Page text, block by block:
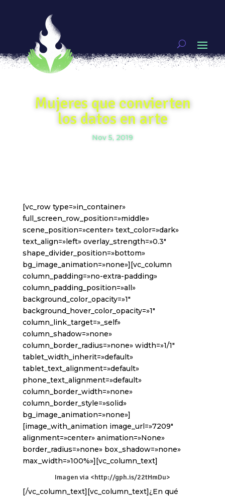
Mujeres que convierten
los datos en arte
Nov 5, 2019
[vc_row type=»in_container»
full_screen_row_position=»middle»
scene_position=»center» text_color=»dark»
text_align=»left» overlay_strength=»0.3″
shape_divider_position=»bottom»
bg_image_animation=»none»][vc_column
column_padding=»no-extra-padding»
column_padding_position=»all»
background_color_opacity=»1″
background_hover_color_opacity=»1″
column_link_target=»_self»
column_shadow=»none»
column_border_radius=»none» width=»1/1″
tablet_width_inherit=»default»
tablet_text_alignment=»default»
phone_text_alignment=»default»
column_border_width=»none»
column_border_style=»solid»
bg_image_animation=»none»]
[image_with_animation image_url=»7209″
alignment=»center» animation=»None»
border_radius=»none» box_shadow=»none»
max_width=»100%»][vc_column_text]
Imagen via <http://gph.is/22tHmDu>
[/vc_column_text][vc_column_text]¿En qué